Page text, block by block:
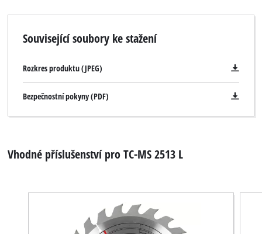
Související soubory ke stažení
Rozkres produktu (JPEG)
Bezpečnostní pokyny (PDF)
Vhodné příslušenství pro TC-MS 2513 L